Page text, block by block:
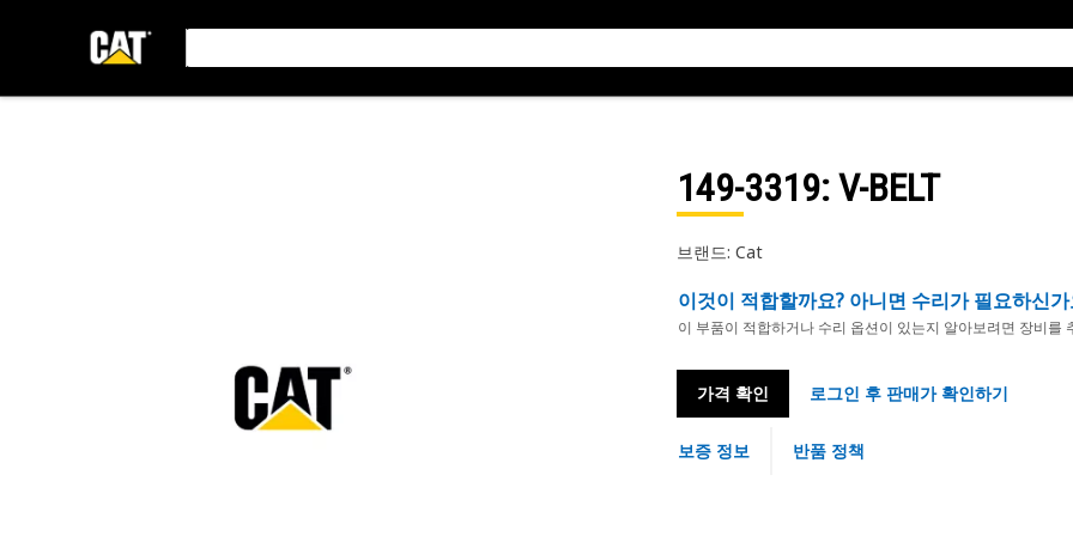
149-3319: V-BELT
브랜드: Cat
이것이 적합할까요? 아니면 수리가 필요하신가
이 부품이 적합하거나 수리 옵션이 있는지 알아보려면 장비를
가격 확인 로그인 후 판매가 확인하기
보증 정보 반품 정책